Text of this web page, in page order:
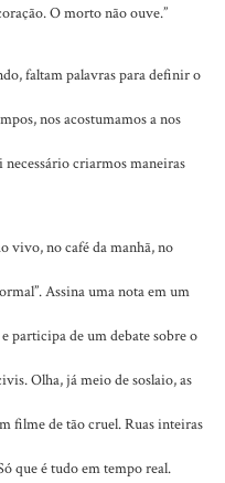
O morto não ouve.”
faltam palavras para definir o
nos acostumamos a nos
criarmos maneiras
vivo, no café da manhã, no
Assina uma nota em um
participa de um debate sobre o
Olha, já meio de soslaio, as
filme de tão cruel. Ruas inteiras
que é tudo em tempo real.